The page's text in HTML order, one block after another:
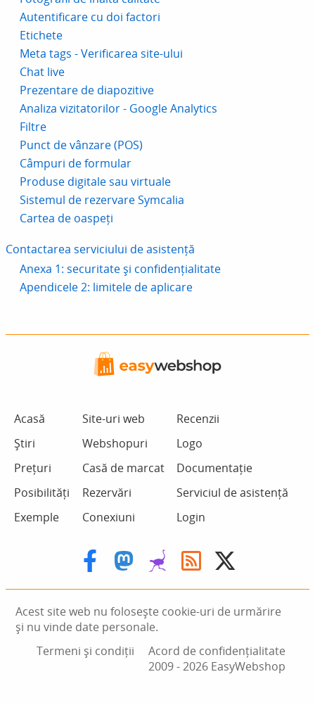
Autentificare cu doi factori
Etichete
Meta tags - Verificarea site-ului
Chat live
Prezentare de diapozitive
Analiza vizitatorilor - Google Analytics
Filtre
Punct de vânzare (POS)
Câmpuri de formular
Produse digitale sau virtuale
Sistemul de rezervare Symcalia
Cartea de oaspeți
Contactarea serviciului de asistență
Anexa 1: securitate și confidențialitate
Apendicele 2: limitele de aplicare
Acasă
Știri
Prețuri
Posibilități
Exemple
Site-uri web
Webshopuri
Casă de marcat
Rezervări
Conexiuni
Recenzii
Logo
Documentație
Serviciul de asistență
Login
Acest site web nu folosește cookie-uri de urmărire
și nu vinde date personale.
Termeni și condiții
Acord de confidențialitate
2009 ‑ 2026 EasyWebshop